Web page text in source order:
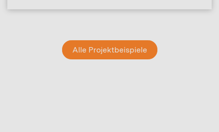
Alle Projektbeispiele